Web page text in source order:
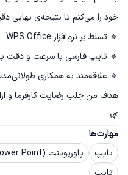
🌿
مهارت‌ها
تایپ
پاورپوینت (Power Point)